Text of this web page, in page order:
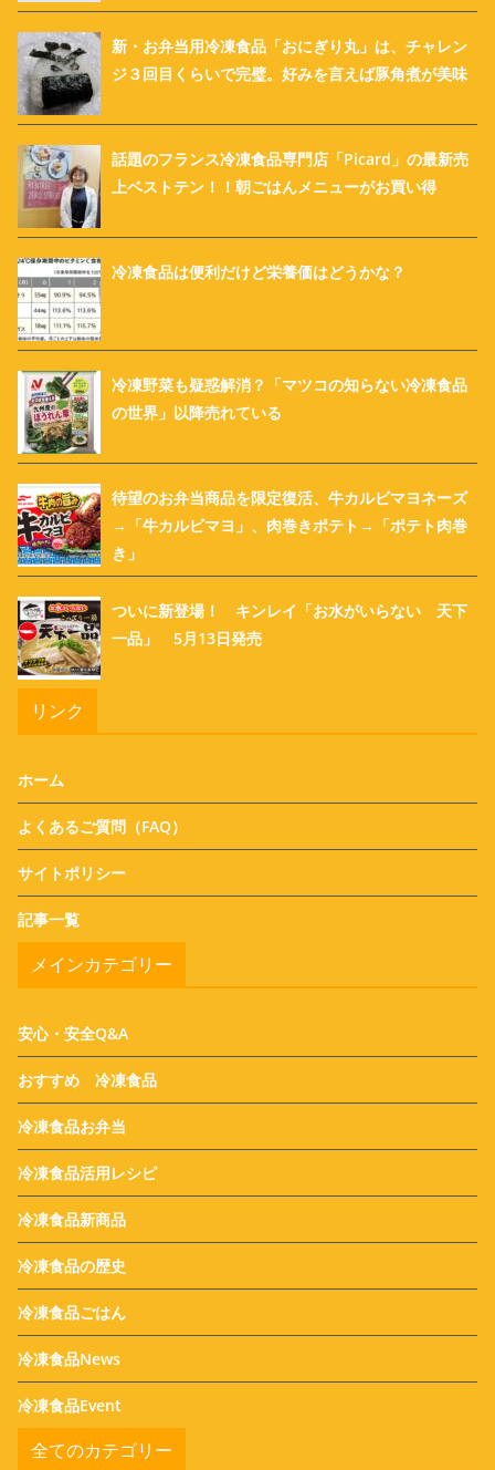
新・お弁当用冷凍食品「おにぎり丸」は、チャレン
ジ３回目くらいで完璧。好みを言えば豚角煮が美味
話題のフランス冷凍食品専門店「Picard」の最新売
上ベストテン！！朝ごはんメニューがお買い得
冷凍食品は便利だけど栄養価はどうかな？
冷凍野菜も疑惑解消？「マツコの知らない冷凍食品
の世界」以降売れている
待望のお弁当商品を限定復活、牛カルビマヨネーズ
→「牛カルビマヨ」、肉巻きポテト→「ポテト肉巻
き」
ついに新登場！ キンレイ「お水がいらない 天下
一品」 5月13日発売
リンク
ホーム
よくあるご質問（FAQ）
サイトポリシー
記事一覧
メインカテゴリー
安心・安全Q&A
おすすめ 冷凍食品
冷凍食品お弁当
冷凍食品活用レシピ
冷凍食品新商品
冷凍食品の歴史
冷凍食品ごはん
冷凍食品News
冷凍食品Event
全てのカテゴリー